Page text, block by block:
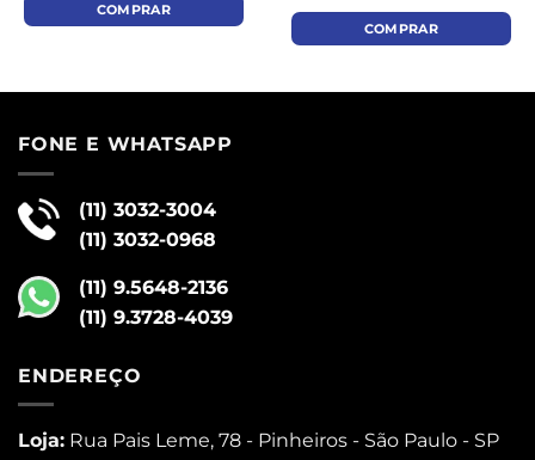
COMPRAR
COMPRAR
FONE E WHATSAPP
(11) 3032-3004
(11) 3032-0968
(11) 9.5648-2136
(11) 9.3728-4039
ENDEREÇO
Loja: Rua Pais Leme, 78 - Pinheiros - São Paulo - SP